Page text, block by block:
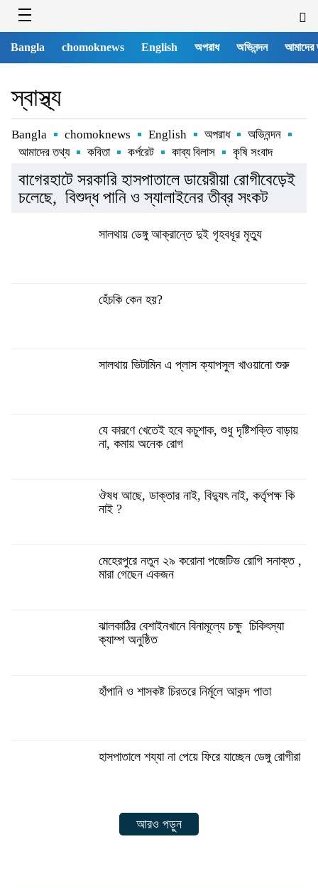
Bangla chomoknews English অপরাধ অভিনন্দন আমাদের
স্বাস্থ্য
Bangla chomoknews English অপরাধ
অভিনন্দন
আমাদের তথ্য
কবিতা কর্পরেট কাব্য বিলাস কৃষি সংবাদ
বাগেরহাটে সরকারি হাসপাতালে ডায়েরীয়া রোগীবেড়েই
চলেছে, বিশুদ্ধ পানি ও স্যালাইনের তীব্র সংকট
সালথায় ডেঙ্গু আক্রান্তে দুই গৃহবধূর মৃত্যু
হেঁচকি কেন হয়?
সালথায় ভিটামিন এ প্লাস ক্যাপসুল খাওয়ানো শুরু
যে কারণে খেতেই হবে কচুশাক, শুধু দৃষ্টিশক্তি বাড়ায়
না, কমায় অনেক রোগ
ঔষধ আছে, ডাক্তার নাই, বিদ্যুৎ নাই, কর্তৃপক্ষ কি
নাই ?
মেহেরপুরে নতুন ২৯ করোনা পজেটিভ রোগি সনাক্ত ,
মারা গেছেন একজন
ঝালকাঠির বেশাইনখানে বিনামূল্যে চক্ষু চিকিৎস্যা
ক্যাম্প অনুষ্ঠিত
হাঁপানি ও শাসকষ্ট চিরতরে নির্মূলে আকন্দ পাতা
হাসপাতালে শয্যা না পেয়ে ফিরে যাচ্ছেন ডেঙ্গু রোগীরা
আরও পড়ুন